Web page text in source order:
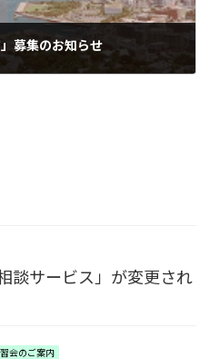
募集のお知らせ
談サービス」が変更され
会のご案内